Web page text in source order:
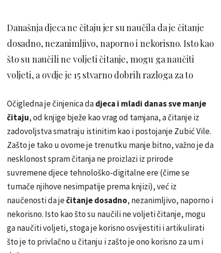
Današnja djeca ne čitaju jer su naučila da je čitanje
dosadno, nezanimljivo, naporno i nekorisno. Isto kao
što su naučili ne voljeti čitanje, mogu ga naučiti
voljeti, a ovdje je 15 stvarno dobrih razloga za to
Očigledna je činjenica dadjeca i mladi danas sve manje
čitaju, od knjige bježe kao vrag od tamjana, a čitanje iz
zadovoljstva smatraju istinitim kao i postojanje Zubić Vile.
Zašto je tako u ovome je trenutku manje bitno, važno je da
nesklonost spram čitanja ne proizlazi iz prirode
suvremene djece tehnološko-digitalne ere (čime se
tumače njihove nesimpatije prema knjizi), već iz
naučenosti da ječitanje dosadno, nezanimljivo, naporno i
nekorisno. Isto kao što su naučili ne voljeti čitanje, mogu
ga naučiti voljeti, stoga je korisno osvijestiti i artikulirati
što je to privlačno u čitanju i zašto je ono korisno za um i